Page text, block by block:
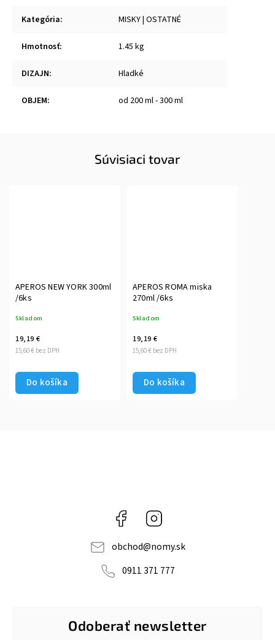
Kategória: MISKY | OSTATNÉ
Hmotnosť: 1.45 kg
DIZAJN: Hladké
OBJEM: od 200 ml - 300 ml
Súvisiaci tovar
APEROS NEW YORK 300ml
/6ks
Skladom
15,60 € bez DPH
19,19 €
Do košíka
APEROS ROMA miska
270ml /6ks
Skladom
15,60 € bez DPH
19,19 €
Do košíka
Facebook
obchod@nomy.sk
0911 371 777
Odoberať newsletter